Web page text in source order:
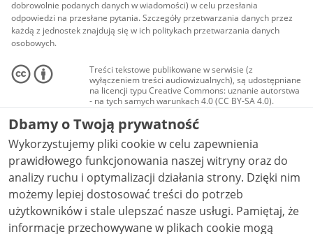
dobrowolnie podanych danych w wiadomości) w celu przesłania
odpowiedzi na przesłane pytania. Szczegóły przetwarzania danych przez
każdą z jednostek znajdują się w ich politykach przetwarzania danych
osobowych.
Treści tekstowe publikowane w serwisie (z
wyłączeniem treści audiowizualnych), są udostępniane
na licencji typu Creative Commons: uznanie autorstwa
- na tych samych warunkach 4.0 (CC BY-SA 4.0).
Materiały audiowizualne, w tym zdjęcia, materiały
audio i wideo, są udostępniane na licencji typu
Creative Commons: uznanie autorstwa użycie
niekomercyjne - bez utworów zależnych 4.0 (CC BY-
NC-ND 4.0), o ile nie jest to stwierdzone inaczej.
Dbamy o Twoją prywatność
Wykorzystujemy pliki cookie w celu zapewnienia
prawidłowego funkcjonowania naszej witryny oraz do
analizy ruchu i optymalizacji działania strony. Dzięki nim
możemy lepiej dostosować treści do potrzeb
użytkowników i stale ulepszać nasze usługi. Pamiętaj, że
informacje przechowywane w plikach cookie mogą